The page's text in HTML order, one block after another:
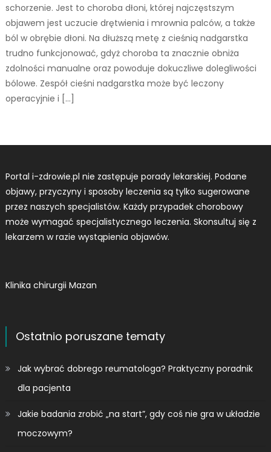
schorzenie. Jest to choroba dłoni, której najczęstszym
objawem jest uczucie drętwienia i mrownia palców, a także
ból w obrębie dłoni. Na dłuższą metę z cieśnią nadgarstka
trudno funkcjonować, gdyż choroba ta znacznie obniża
zdolności manualne oraz powoduje dokuczliwe dolegliwości
bólowe. Zespół cieśni nadgarstka może być leczony
operacyjnie i […]
Portal i-zdrowie.pl nie zastępuje porady lekarskiej. Podane
objawy, przyczyny i sposoby leczenia są tylko sugerowane
przez naszych specjalistów. Każdy przypadek chorobowy
może wymagać specjalistycznego leczenia. Skonsultuj się z
lekarzem w razie wystąpienia objawów.
Klinika chirurgii Mazan
Ostatnio poruszane tematy
Jak wybrać dobrego reumatologa? Praktyczny poradnik
dla pacjenta
Jakie badania zrobić „na start”, gdy coś nie gra w układzie
moczowym?